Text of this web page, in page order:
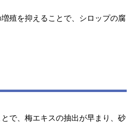
殖を抑えることで、シロップの腐
で、梅エキスの抽出が早まり、砂